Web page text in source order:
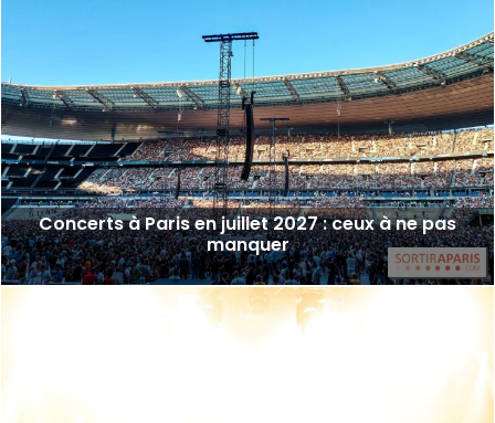
Concerts à Paris en juillet 2027 : ceux à ne pas
manquer